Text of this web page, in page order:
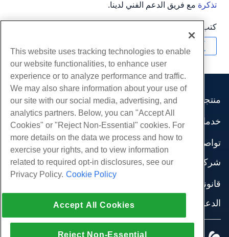
تذكرة مع فريق الدعم الفني لدينا.
كتب بواسطة
منتجات
استضافة الموقع
استضافة الأعمال
موزع استضافة
موزع العلامة البيضاء
إدارة لينكس VPS
لينكس غير المدارة VPS
نوافذ غير مُدارة VPS
خوادم السحابة
موازن التحميل
خدمات
هجرات الموقع
تواصل اجتماعي
وثائق المنتج
مدونة
شركة
اتصل بنا
مراكز البيانات
إنضم لبرنامج
قانوني
شروط الخدمة
تطبيق القانون
الدعم
الدردشة الحية معنا
افتح تذكرة الدعم
This website uses tracking technologies to enable
our website functionalities, to enhance user
experience or to analyze performance and traffic.
We may also share information about your use of
our site with our social media, advertising, and
analytics partners. Below, you can "Accept All
Cookies" or "Reject Non-Essential" cookies. For
more details on the data we process and how to
exercise your rights, and to view information
related to required opt-in disclosures, see our
Privacy Policy. Cookie Policy
Accept All Cookies
Reject Non-Essential